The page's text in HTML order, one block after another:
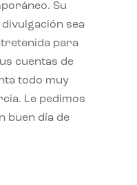
Su
sea
para
cuentas de
todo muy
Le pedimos
buen día de